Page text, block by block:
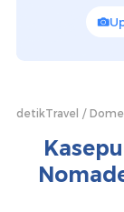
detikTravel